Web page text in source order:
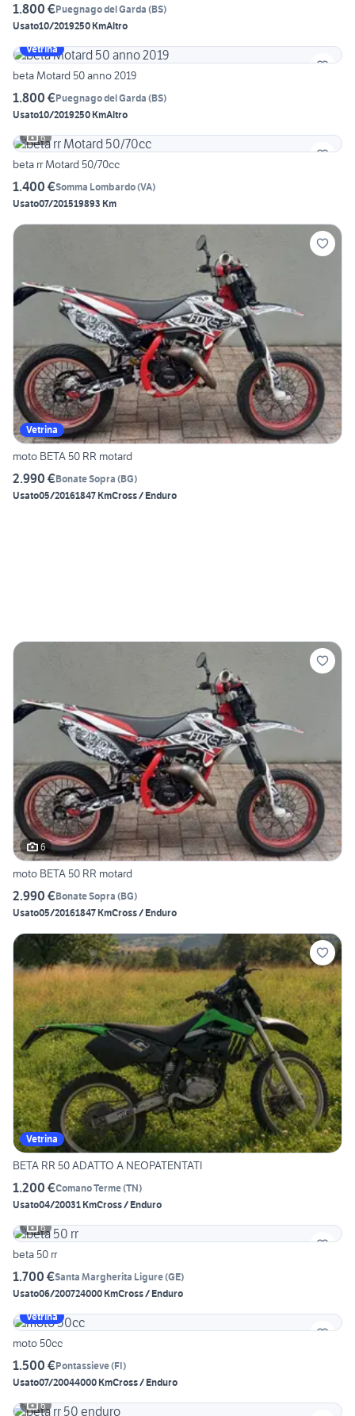
1.800 €Puegnago del Garda (BS)
Usato10/2019250 KmAltro
Vetrina
beta Motard 50 anno 2019
1.800 €Puegnago del Garda (BS)
Usato10/2019250 KmAltro
6
beta rr Motard 50/70cc
1.400 €Somma Lombardo(VA)
Usato07/201519893 Km
Vetrina
moto BETA 50 RR motard
2.990 €Bonate Sopra (BG)
Usato05/20161847 KmCross / Enduro
6
moto BETA 50 RR motard
2.990 €Bonate Sopra (BG)
Usato05/20161847 KmCross / Enduro
Vetrina
BETA RR 50 ADATTO A NEOPATENTATI
1.200 €Comano Terme(TN)
Usato04/20031 KmCross / Enduro
6
beta 50 rr
1.700 €Santa Margherita Ligure(GE)
Usato06/200724000 KmCross / Enduro
Vetrina
moto 50cc
1.500 €Pontassieve(FI)
Usato07/20044000 KmCross / Enduro
6